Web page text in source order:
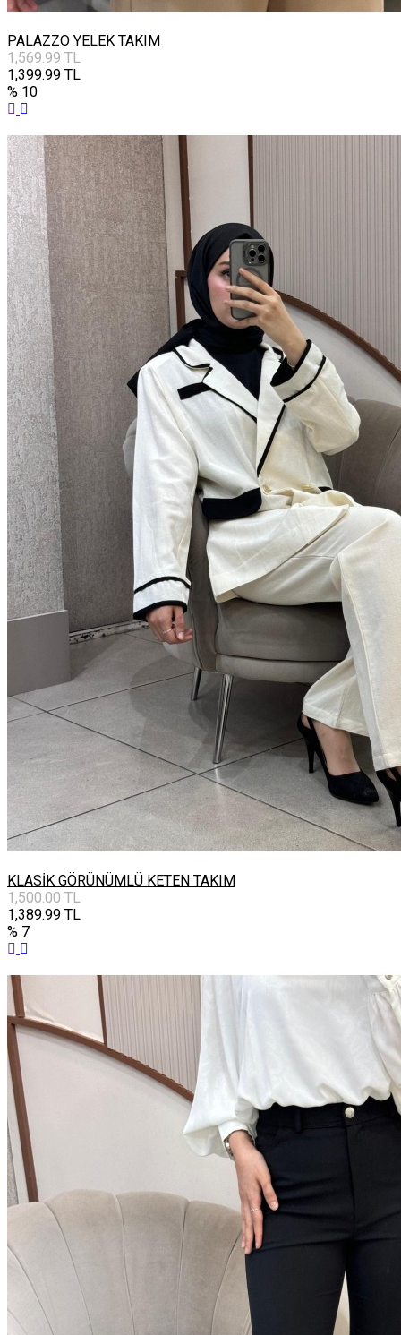
PALAZZO YELEK TAKIM
1,569.99 TL
1,399.99 TL
% 10
KLASİK GÖRÜNÜMLÜ KETEN TAKIM
1,500.00 TL
1,389.99 TL
% 7